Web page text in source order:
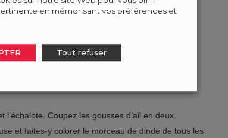
cru
l’échalote. Coupez les gousses d’ail en deux.
et faites-y colorer le morceau de dinde de tous les
en mémorisant vos préférences et
Tout refuser